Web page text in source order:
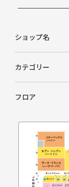
ショップ名
カテゴリー
フロア